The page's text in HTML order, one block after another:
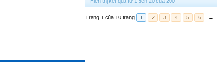
Trang 1 của 10 trang 1 2 3 4 5 6 →